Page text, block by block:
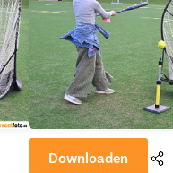
Downloaden